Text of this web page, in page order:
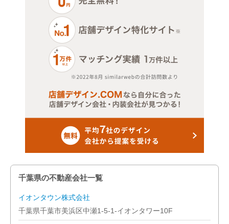
千葉県の不動産会社一覧
イオンタウン株式会社
千葉県千葉市美浜区中瀬1-5-1-イオンタワー10F